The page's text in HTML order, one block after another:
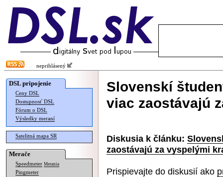
neprihlásený
DSL pripojenie
Ceny DSL
Dostupnosť DSL
Fórum o DSL
Výsledky meraní
Satelitná mapa SR
Merače
Speedmeter Merania
Pingmeter
Slovenskí
viac zaostávajú
Diskusia k článku:
zaostávajú za vyspelými
Prispievajte do diskusií ako